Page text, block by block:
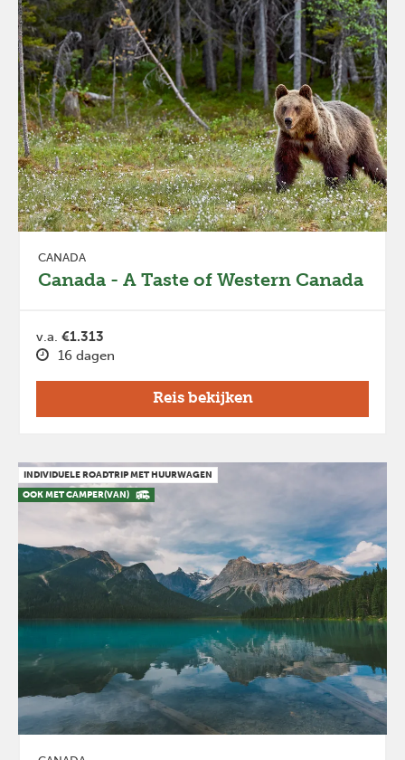
CANADA
Canada - A Taste of Western Canada
v.a. €1.313
16 dagen
Reis bekijken
INDIVIDUELE ROADTRIP MET HUURWAGEN
OOK MET CAMPER(VAN)